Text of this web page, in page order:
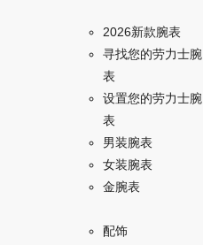
2026新款腕表
寻找您的劳力士腕
表
设置您的劳力士腕
表
男装腕表
女装腕表
金腕表
配饰